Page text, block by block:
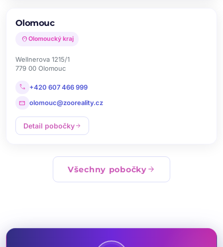
Olomouc
location_on Olomoucký kraj
Wellnerova 1215/1
779 00 Olomouc
call +420 607 466 999
mail olomouc@zooreality.cz
Detail pobočkyarrow_forward
Všechny pobočky arrow_forward